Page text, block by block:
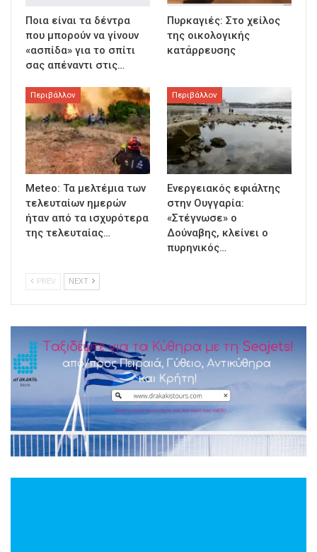
Ποια είναι τα δέντρα
που μπορούν να γίνουν
«ασπίδα» για το σπίτι
σας απέναντι στις…
Πυρκαγιές: Στο χείλος
της οικολογικής
κατάρρευσης
Περιβάλλον
Meteo: Τα μελτέμια των
τελευταίων ημερών
ήταν από τα ισχυρότερα
της τελευταίας…
Περιβάλλον
Ενεργειακός εφιάλτης
στην Ουγγαρία:
«Στέγνωσε» ο
Δούναβης, κλείνει ο
πυρηνικός…
PREV NEXT